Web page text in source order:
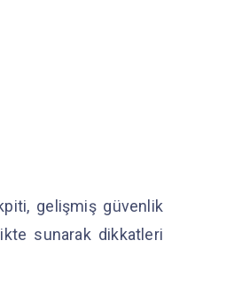
gelişmiş güvenlik
sunarak dikkatleri